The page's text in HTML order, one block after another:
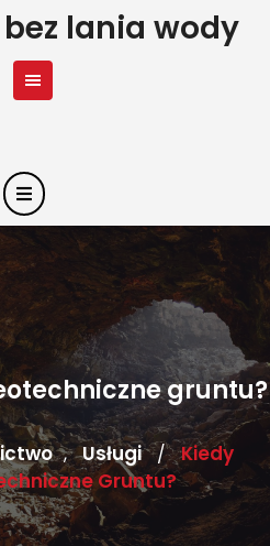
lania wody
gruntu?
, Usługi / Kiedy
Gruntu?